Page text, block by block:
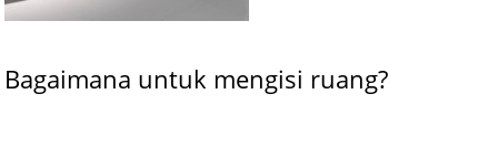
Bagaimana untuk mengisi ruang?